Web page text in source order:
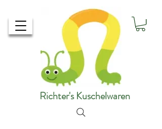
Richter's Kuschelwaren